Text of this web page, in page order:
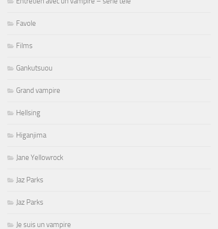
Favole
Films
Gankutsuou
Grand vampire
Hellsing
Higanjima
Jane Yellowrock
Jaz Parks
Jaz Parks
Je suis un vampire